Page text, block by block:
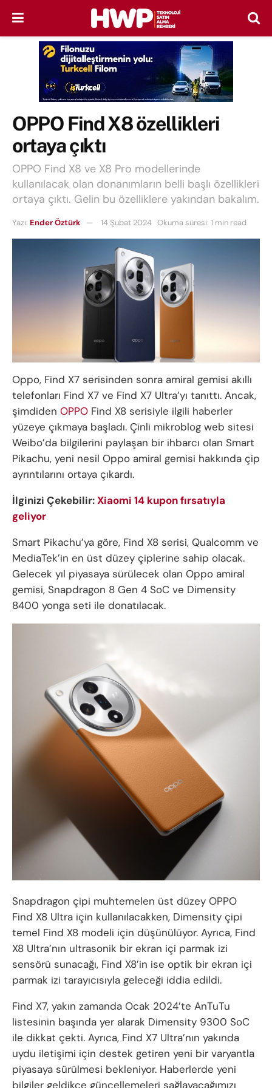
OPPO Find X8 özellikleri
ortaya çıktı
OPPO Find X8 ve X8 Pro modellerinde
kullanılacak olan donanımların belli başlı özellikleri
ortaya çıktı. Gelin bu özelliklere yakından bakalım.
Yazı: Ender Öztürk 14 Şubat 2024 Okuma süresi: 1 min read
Oppo, Find X7 serisinden sonra amiral gemisi akıllı
telefonları Find X7 ve Find X7 Ultra’yı tanıttı. Ancak,
şimdiden OPPO Find X8 serisiyle ilgili haberler
yüzeye çıkmaya başladı. Çinli mikroblog web sitesi
Weibo’da bilgilerini paylaşan bir ihbarcı olan Smart
Pikachu, yeni nesil Oppo amiral gemisi hakkında çip
ayrıntılarını ortaya çıkardı.
İlginizi Çekebilir:Xiaomi 14 kupon fırsatıyla
geliyor
Smart Pikachu’ya göre, Find X8 serisi, Qualcomm ve
MediaTek’in en üst düzey çiplerine sahip olacak.
Gelecek yıl piyasaya sürülecek olan Oppo amiral
gemisi, Snapdragon 8 Gen 4 SoC ve Dimensity
8400 yonga seti ile donatılacak.
Snapdragon çipi muhtemelen üst düzey OPPO
Find X8 Ultra için kullanılacakken, Dimensity çipi
temel Find X8 modeli için düşünülüyor. Ayrıca, Find
X8 Ultra’nın ultrasonik bir ekran içi parmak izi
sensörü sunacağı, Find X8’in ise optik bir ekran içi
parmak izi tarayıcısıyla geleceği iddia edildi.
Find X7, yakın zamanda Ocak 2024’te AnTuTu
listesinin başında yer alarak Dimensity 9300 SoC
ile dikkat çekti. Ayrıca, Find X7 Ultra’nın yakında
uydu iletişimi için destek getiren yeni bir varyantla
piyasaya sürülmesi bekleniyor. Haberlerde yeni
bilgiler geldikçe güncellemeleri sağlayacağımızı